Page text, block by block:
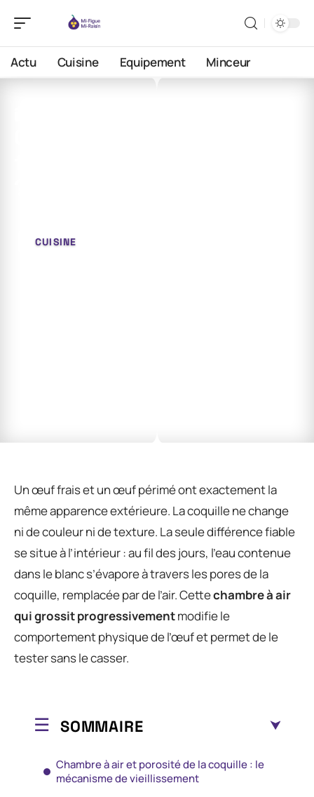
Actu Cuisine Equipement Minceur
CUISINE
Un œuf frais et un œuf périmé ont exactement la
même apparence extérieure. La coquille ne change
ni de couleur ni de texture. La seule différence fiable
se situe à l’intérieur : au fil des jours, l’eau contenue
dans le blanc s’évapore à travers les pores de la
coquille, remplacée par de l’air. Cettechambre à air
qui grossit progressivementmodifie le
comportement physique de l’œuf et permet de le
tester sans le casser.
SOMMAIRE
Chambre à air et porosité de la coquille : le
mécanisme de vieillissement